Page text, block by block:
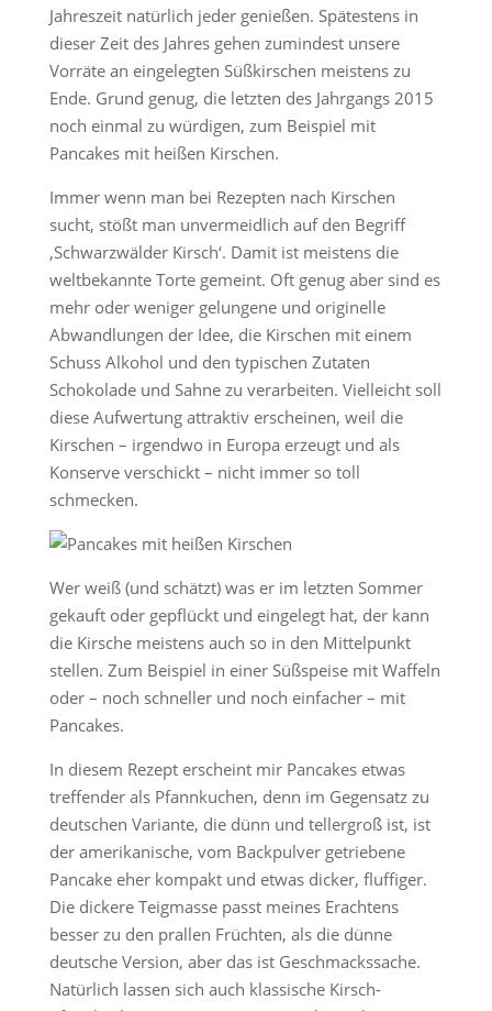
Jahreszeit natürlich jeder genießen. Spätestens in
dieser Zeit des Jahres gehen zumindest unsere
Vorräte an eingelegten Süßkirschen meistens zu
Ende. Grund genug, die letzten des Jahrgangs 2015
noch einmal zu würdigen, zum Beispiel mit
Pancakes mit heißen Kirschen.
Immer wenn man bei Rezepten nach Kirschen
sucht, stößt man unvermeidlich auf den Begriff
‚Schwarzwälder Kirsch‘. Damit ist meistens die
weltbekannte Torte gemeint. Oft genug aber sind es
mehr oder weniger gelungene und originelle
Abwandlungen der Idee, die Kirschen mit einem
Schuss Alkohol und den typischen Zutaten
Schokolade und Sahne zu verarbeiten. Vielleicht soll
diese Aufwertung attraktiv erscheinen, weil die
Kirschen – irgendwo in Europa erzeugt und als
Konserve verschickt – nicht immer so toll
schmecken.
Wer weiß (und schätzt) was er im letzten Sommer
gekauft oder gepflückt und eingelegt hat, der kann
die Kirsche meistens auch so in den Mittelpunkt
stellen. Zum Beispiel in einer Süßspeise mit Waffeln
oder – noch schneller und noch einfacher – mit
Pancakes.
In diesem Rezept erscheint mir Pancakes etwas
treffender als Pfannkuchen, denn im Gegensatz zu
deutschen Variante, die dünn und tellergroß ist, ist
der amerikanische, vom Backpulver getriebene
Pancake eher kompakt und etwas dicker, fluffiger.
Die dickere Teigmasse passt meines Erachtens
besser zu den prallen Früchten, als die dünne
deutsche Version, aber das ist Geschmackssache.
Natürlich lassen sich auch klassische Kirsch-